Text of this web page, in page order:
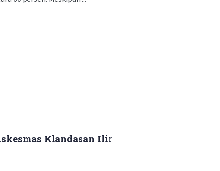
Klandasan Ilir